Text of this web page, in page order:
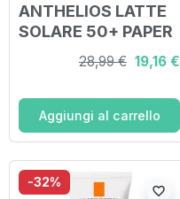
ANTHELIOS LATTE
SOLARE 50+ PAPER
28,99 € 19,16 €
Aggiungi al carrello
-32%
favorite_border